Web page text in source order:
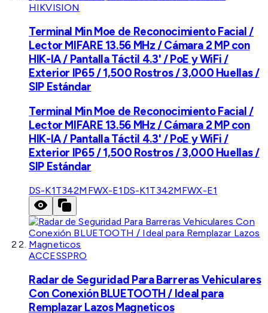
HIKVISION
Terminal Min Moe de Reconocimiento Facial /
Lector MIFARE 13.56 MHz / Cámara 2 MP con
HIK-IA / Pantalla Táctil 4.3' / PoE y WiFi /
Exterior IP65 / 1,500 Rostros / 3,000 Huellas /
SIP Estándar
Terminal Min Moe de Reconocimiento Facial /
Lector MIFARE 13.56 MHz / Cámara 2 MP con
HIK-IA / Pantalla Táctil 4.3' / PoE y WiFi /
Exterior IP65 / 1,500 Rostros / 3,000 Huellas /
SIP Estándar
DS-K1T342MFWX-E1 DS-K1T342MFWX-E1
ACCESSPRO
Radar de Seguridad Para Barreras Vehiculares
Con Conexión BLUETOOTH / Ideal para
Remplazar Lazos Magneticos